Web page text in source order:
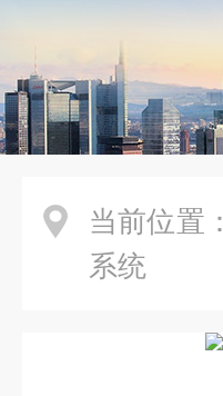
当前位置：
系统